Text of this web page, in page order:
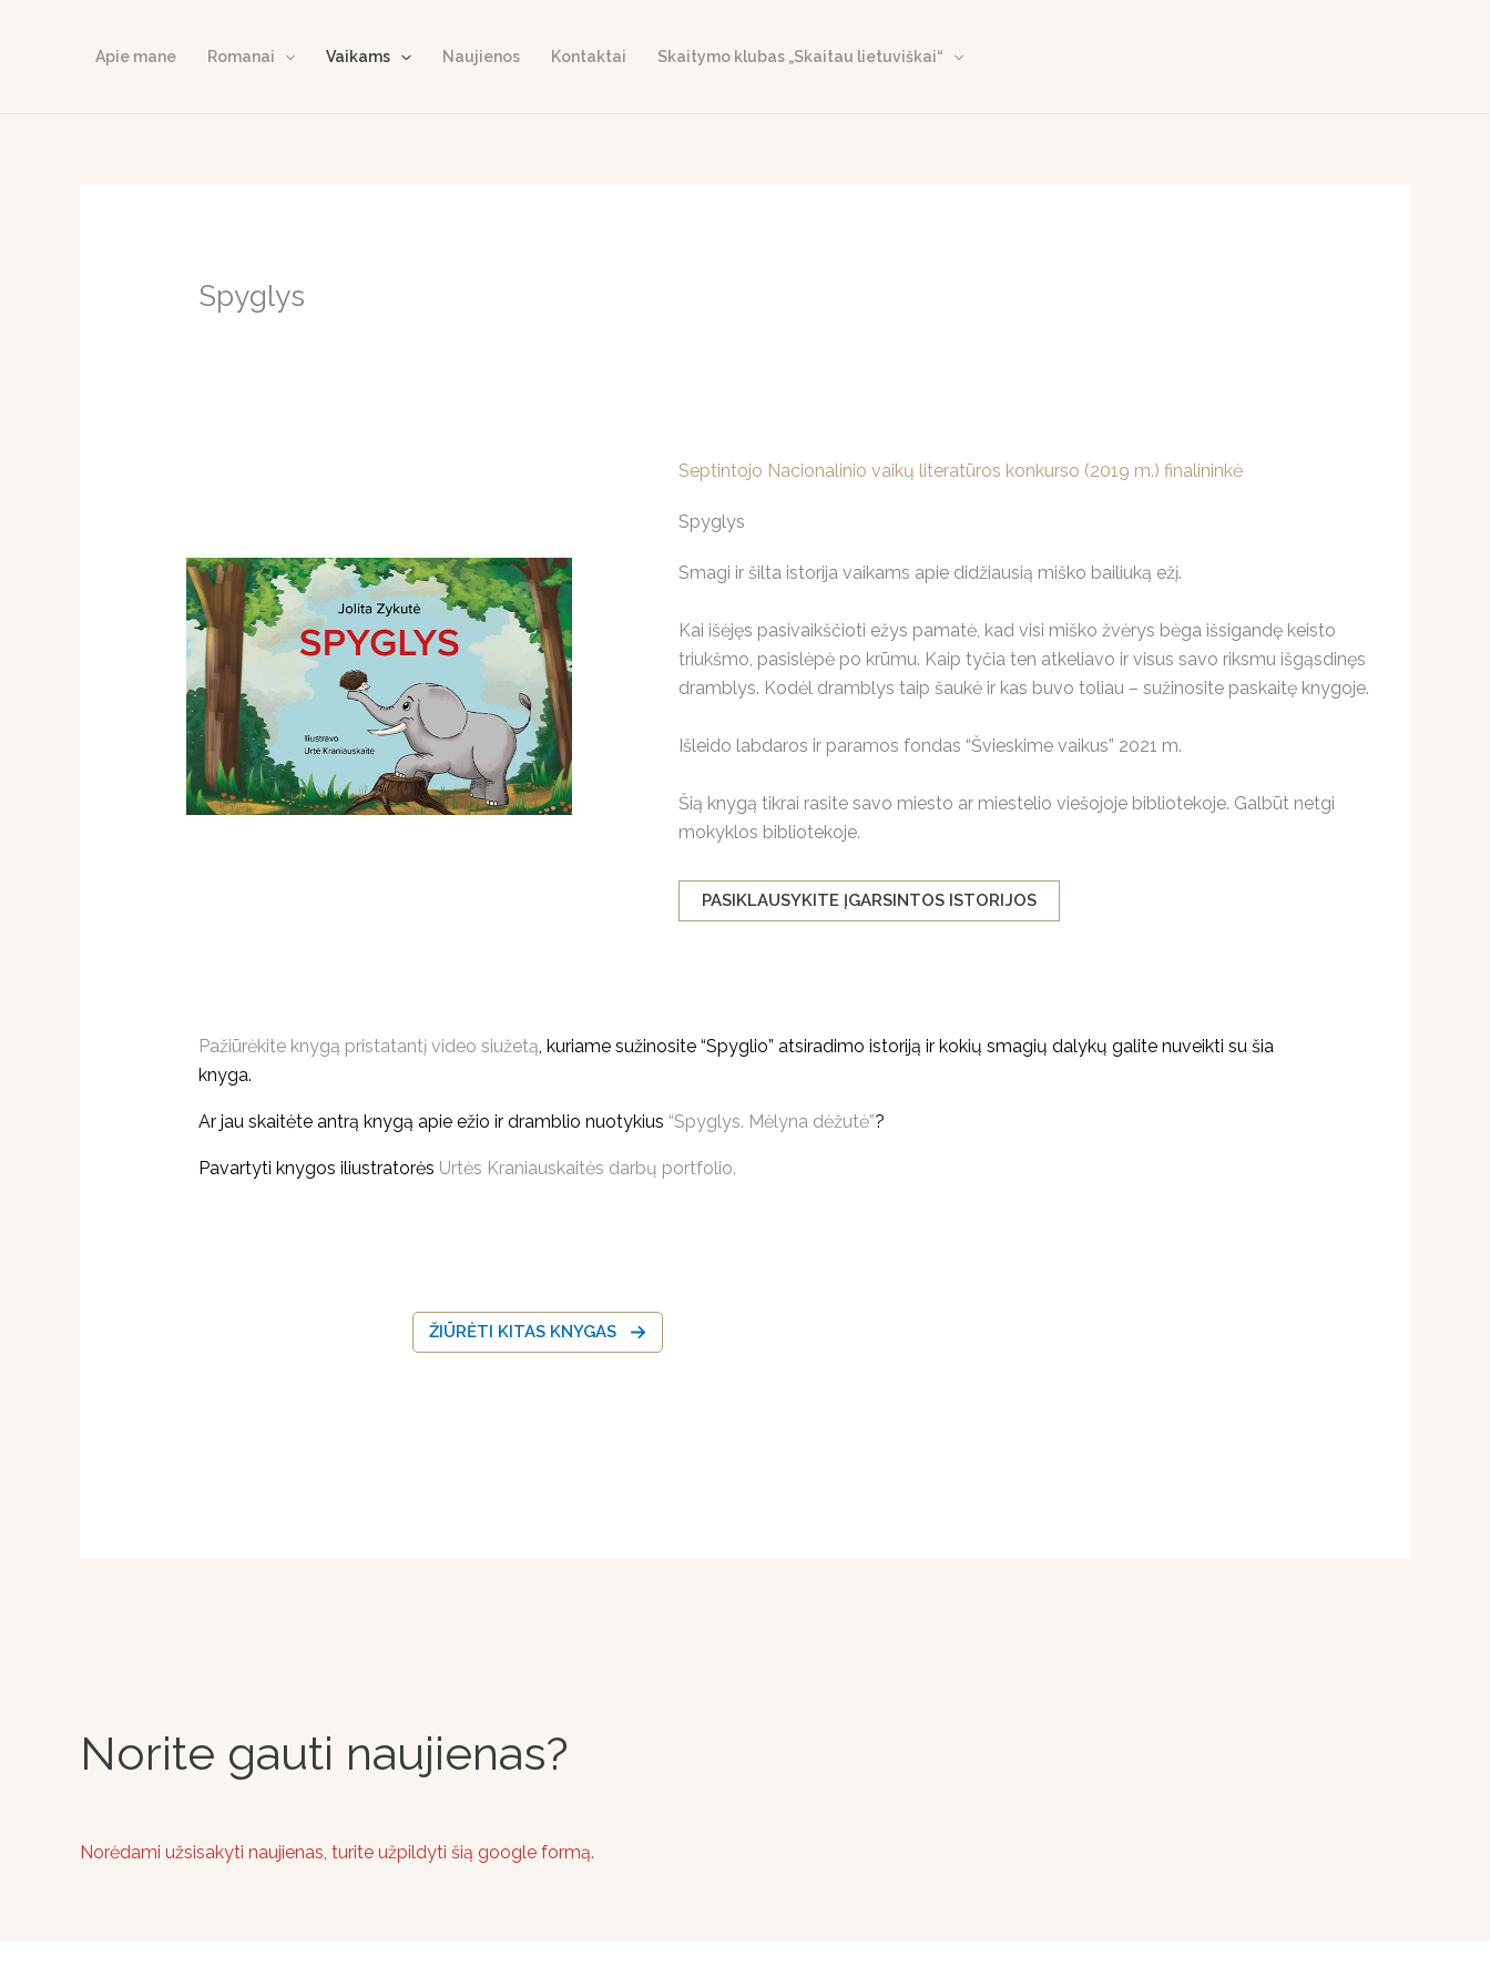
Apie mane Romanai Vaikams Naujienos Kontaktai Skaitymo klubas „Skaitau lietuviškai“
Spyglys
Septintojo Nacionalinio vaikų literatūros konkurso (2019 m.) finalininkė
Spyglys
Smagi ir šilta istorija vaikams apie didžiausią miško bailiuką ežį.
Kai išėjęs pasivaikščioti ežys pamatė, kad visi miško žvėrys bėga išsigandę keisto
triukšmo, pasislėpė po krūmu. Kaip tyčia ten atkeliavo ir visus savo riksmu išgąsdinęs
dramblys. Kodėl dramblys taip šaukė ir kas buvo toliau – sužinosite paskaitę knygoje.
Išleido labdaros ir paramos fondas “Švieskime vaikus” 2021 m.
Šią knygą tikrai rasite savo miesto ar miestelio viešojoje bibliotekoje. Galbūt netgi
mokyklos bibliotekoje.
PASIKLAUSYKITE ĮGARSINTOS ISTORIJOS
Pažiūrėkite knygą pristatantį video siužetą, kuriame sužinosite “Spyglio” atsiradimo istoriją ir kokių smagių dalykų galite nuveikti su šia
knyga.
Ar jau skaitėte antrą knygą apie ežio ir dramblio nuotykius “Spyglys. Mėlyna dėžutė”?
Pavartyti knygos iliustratorės Urtės Kraniauskaitės darbų portfolio.
ŽIŪRĖTI KITAS KNYGAS
Norite gauti naujienas?
Norėdami užsisakyti naujienas, turite užpildyti šią google formą.